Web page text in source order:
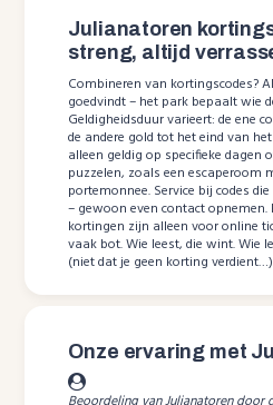
Julianatoren
streng, altijd
Combineren van kortingscodes?
goedvindt – het park bepaalt wie
Geldigheidsduur varieert: de ene
de andere gold tot het eind van
alleen geldig op specifieke dagen
puzzelen, zoals een escaperoom
portemonnee. Service bij codes
– gewoon even contact
kortingen zijn alleen voor online
vaak bot. Wie leest, die wint. Wie
(niet dat je geen korting verdient…)
Onze ervaring met